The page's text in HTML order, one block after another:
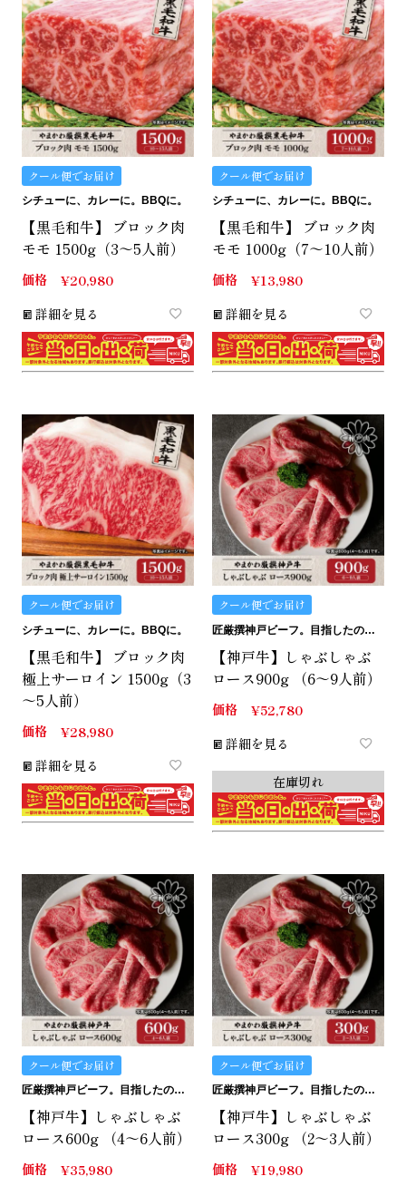
クール便でお届け
シチューに、カレーに。BBQに。
【黒毛和牛】 ブロック肉
モモ 1500g（3～5人前）
価格 ¥20,980
詳細を見る
クール便でお届け
シチューに、カレーに。BBQに。
【黒毛和牛】 ブロック肉
モモ 1000g（7～10人前）
価格 ¥13,980
詳細を見る
クール便でお届け
シチューに、カレーに。BBQに。
【黒毛和牛】 ブロック肉
極上サーロイン 1500g（3
～5人前）
価格 ¥28,980
詳細を見る
クール便でお届け
匠厳撰神戸ビーフ。目指したのは最上級のお家しゃぶしゃぶ。
【神戸牛】しゃぶしゃぶ
ロース900g （6～9人前）
価格 ¥52,780
詳細を見る
在庫切れ
クール便でお届け
匠厳撰神戸ビーフ。目指したのは最上級のお家しゃぶしゃぶ。
【神戸牛】しゃぶしゃぶ
ロース600g （4～6人前）
価格 ¥35,980
クール便でお届け
匠厳撰神戸ビーフ。目指したのは最上級のお家しゃぶしゃぶ。
【神戸牛】しゃぶしゃぶ
ロース300g （2～3人前）
価格 ¥19,980